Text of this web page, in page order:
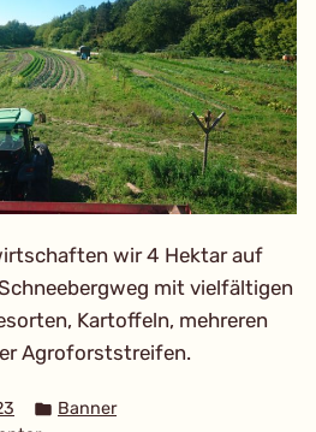
wir 4 Hektar auf
mit vielfältigen
Kartoffeln, mehreren
Agroforststreifen.
Veröffentlicht
Banner